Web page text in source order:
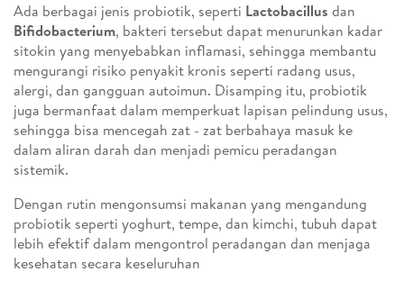
Ada berbagai jenis probiotik, seperti Lactobacillus dan
Bifidobacterium, bakteri tersebut dapat menurunkan kadar
sitokin yang menyebabkan inflamasi, sehingga membantu
mengurangi risiko penyakit kronis seperti radang usus,
alergi, dan gangguan autoimun. Disamping itu, probiotik
juga bermanfaat dalam memperkuat lapisan pelindung usus,
sehingga bisa mencegah zat - zat berbahaya masuk ke
dalam aliran darah dan menjadi pemicu peradangan
sistemik.
Dengan rutin mengonsumsi makanan yang mengandung
probiotik seperti yoghurt, tempe, dan kimchi, tubuh dapat
lebih efektif dalam mengontrol peradangan dan menjaga
kesehatan secara keseluruhan​